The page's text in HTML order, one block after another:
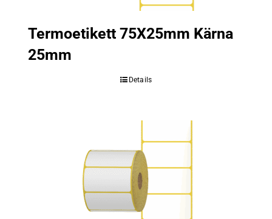
Termoetikett 75X25mm Kärna
25mm
Details